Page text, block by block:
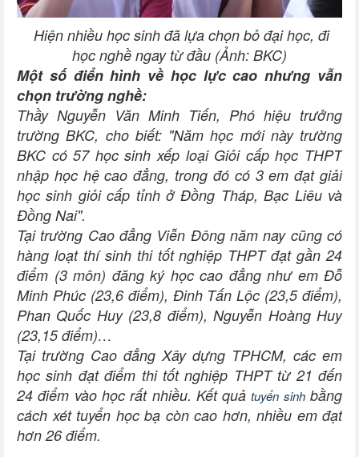
Hiện nhiều học sinh đã lựa chọn bỏ đại học, đi
học nghề ngay từ đầu (Ảnh: BKC)
Một số điển hình về học lực cao nhưng vẫn
chọn trường nghề:
Thầy Nguyễn Văn Minh Tiến, Phó hiệu trưởng
trường BKC, cho biết: "Năm học mới này trường
BKC có 57 học sinh xếp loại Giỏi cấp học THPT
nhập học hệ cao đẳng, trong đó có 3 em đạt giải
học sinh giỏi cấp tỉnh ở Đồng Tháp, Bạc Liêu và
Đồng Nai".
Tại trường Cao đẳng Viễn Đông năm nay cũng có
hàng loạt thí sinh thi tốt nghiệp THPT đạt gần 24
điểm (3 môn) đăng ký học cao đẳng như em Đỗ
Minh Phúc (23,6 điểm), Đinh Tấn Lộc (23,5 điểm),
Phan Quốc Huy (23,8 điểm), Nguyễn Hoàng Huy
(23,15 điểm)…
Tại trường Cao đẳng Xây dựng TPHCM, các em
học sinh đạt điểm thi tốt nghiệp THPT từ 21 đến
24 điểm vào học rất nhiều. Kết quảtuyển sinhbằng
cách xét tuyển học bạ còn cao hơn, nhiều em đạt
hơn 26 điểm.